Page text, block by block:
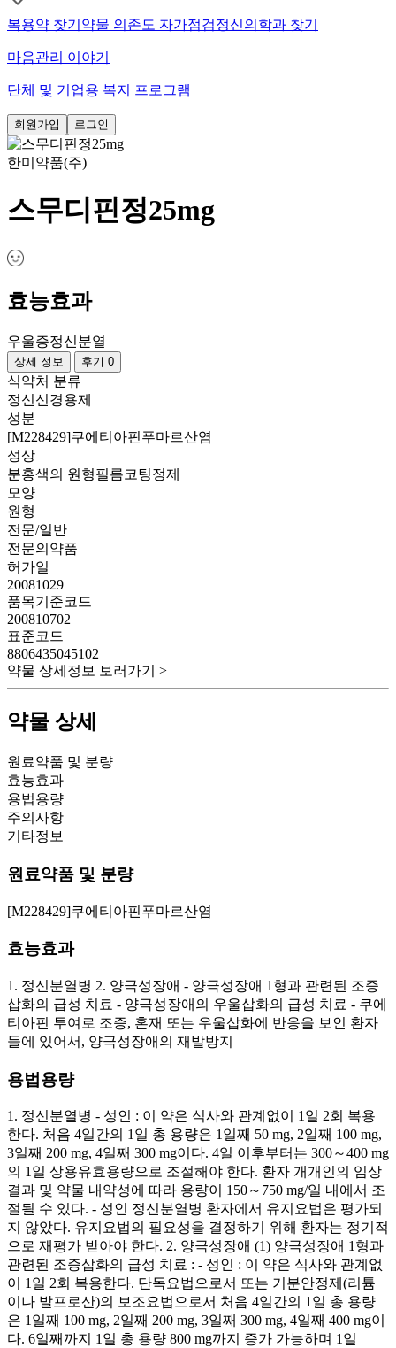
복용약 찾기 약물 의존도 자가점검정신의학과 찾기
마음관리 이야기
단체 및 기업용 복지 프로그램
회원가입 로그인
한미약품(주)
스무디핀정25mg
효능효과
우울증정신분열
상세 정보 후기 0
식약처 분류
정신신경용제
성분
[M228429]쿠에티아핀푸마르산염
성상
분홍색의 원형필름코팅정제
모양
원형
전문/일반
전문의약품
허가일
20081029
품목기준코드
200810702
표준코드
8806435045102
약물 상세정보 보러가기 >
약물 상세
원료약품 및 분량
효능효과
용법용량
주의사항
기타정보
원료약품 및 분량
[M228429]쿠에티아핀푸마르산염
효능효과
1. 정신분열병 2. 양극성장애 - 양극성장애 1형과 관련된 조증
삽화의 급성 치료 - 양극성장애의 우울삽화의 급성 치료 - 쿠에
티아핀 투여로 조증, 혼재 또는 우울삽화에 반응을 보인 환자
들에 있어서, 양극성장애의 재발방지
용법용량
1. 정신분열병 - 성인 : 이 약은 식사와 관계없이 1일 2회 복용
한다. 처음 4일간의 1일 총 용량은 1일째 50 mg, 2일째 100 mg,
3일째 200 mg, 4일째 300 mg이다. 4일 이후부터는 300～400 mg
의 1일 상용유효용량으로 조절해야 한다. 환자 개개인의 임상
결과 및 약물 내약성에 따라 용량이 150～750 mg/일 내에서 조
절될 수 있다. - 성인 정신분열병 환자에서 유지요법은 평가되
지 않았다. 유지요법의 필요성을 결정하기 위해 환자는 정기적
으로 재평가 받아야 한다. 2. 양극성장애 (1) 양극성장애 1형과
관련된 조증삽화의 급성 치료 : - 성인 : 이 약은 식사와 관계없
이 1일 2회 복용한다. 단독요법으로서 또는 기분안정제(리튬
이나 발프로산)의 보조요법으로서 처음 4일간의 1일 총 용량
은 1일째 100 mg, 2일째 200 mg, 3일째 300 mg, 4일째 400 mg이
다. 6일째까지 1일 총 용량 800 mg까지 증가 가능하며 1일